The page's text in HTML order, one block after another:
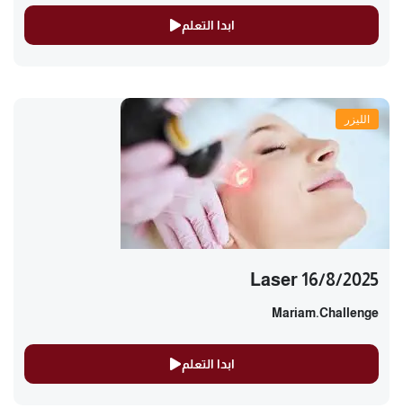
ابدا التعلم
الليزر
Laser 16/8/2025
Mariam.challenge
ابدا التعلم